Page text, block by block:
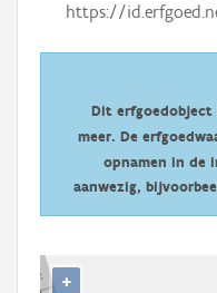
Persoon of collectief
Downloads
Aanmelden
https://
Dit erfgoedobject
meer. De
opnamen in de
aanwezig,
+